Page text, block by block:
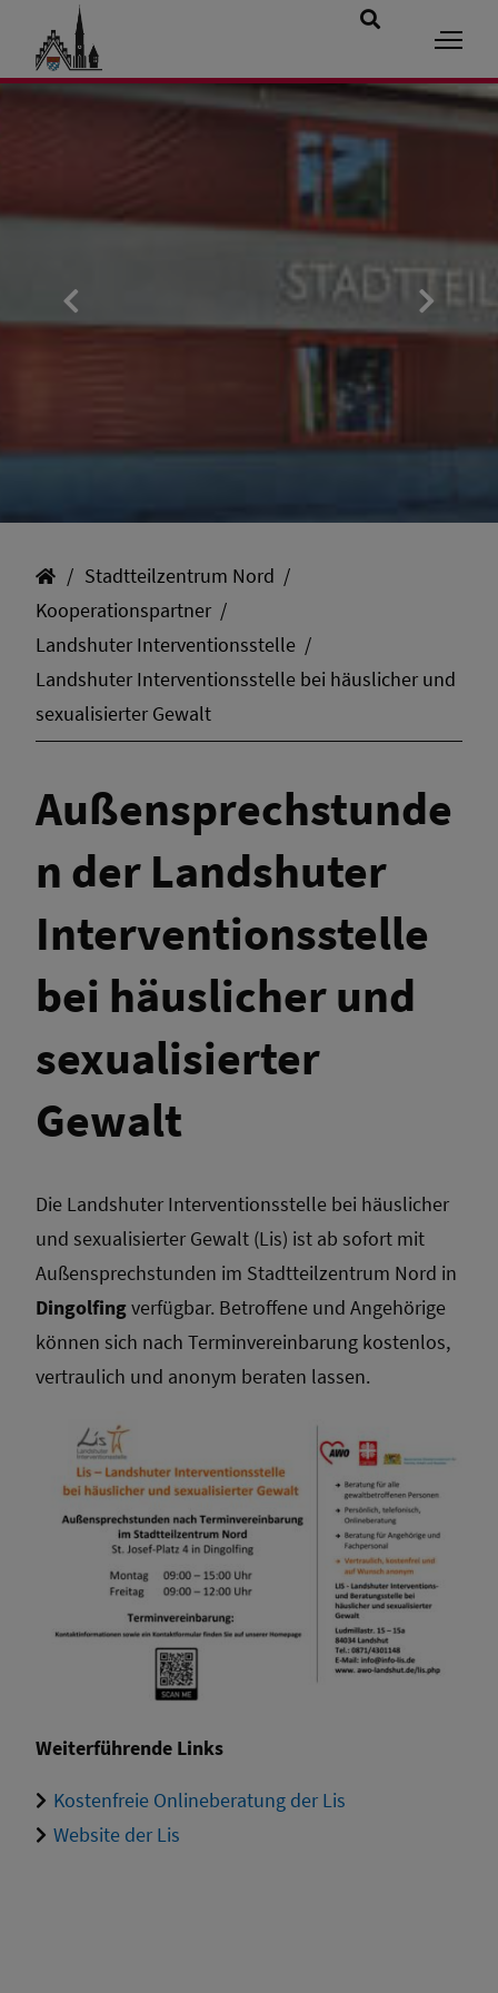
Stadtteilzentrum Nord
Kooperationspartner
Landshuter Interventionsstelle
Landshuter Interventionsstelle bei häuslicher und
sexualisierter Gewalt
Außensprechstunde
n der Landshuter
Interventionsstelle
bei häuslicher und
sexualisierter
Gewalt
Die Landshuter Interventionsstelle bei häuslicher
und sexualisierter Gewalt (Lis) ist ab sofort mit
Außensprechstunden im Stadtteilzentrum Nord in
Dingolfingverfügbar. Betroffene und Angehörige
können sich nach Terminvereinbarung kostenlos,
vertraulich und anonym beraten lassen.
Weiterführende Links
Kostenfreie Onlineberatung der Lis
Website der Lis